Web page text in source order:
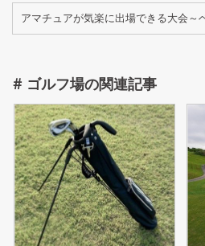
アマチュアが気楽に出場できる大会～
# ゴルフ場の関連記事